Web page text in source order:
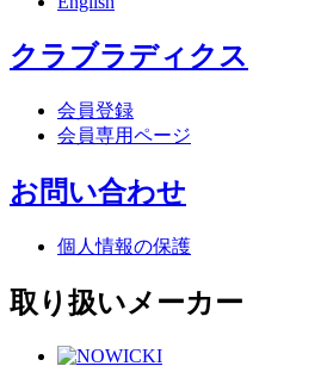
クラブラディクス
会員登録
会員専用ページ
お問い合わせ
個人情報の保護
取り扱いメーカー